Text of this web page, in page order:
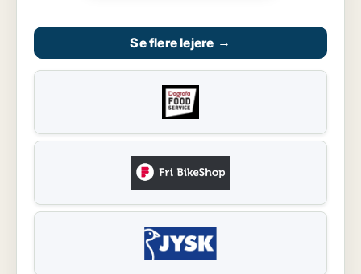
Se flere lejere →